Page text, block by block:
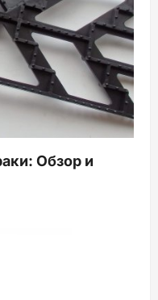
Обзор и